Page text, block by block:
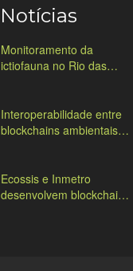
Monitoramento da
ictiofauna no Rio das
Interoperabilidade entre
blockchains ambientais:
Ecossis e Inmetro
desenvolvem blockchain